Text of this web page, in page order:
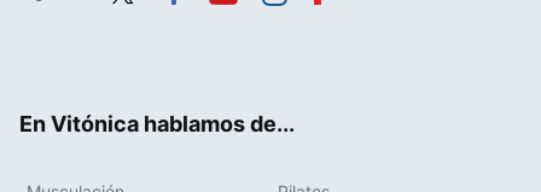
En Vitónica hablamos de...